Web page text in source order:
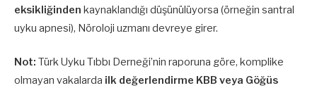
eksikliğinden kaynaklandığı düşünülüyorsa (örneğin santral
uyku apnesi), Nöroloji uzmanı devreye girer.
Not: Türk Uyku Tıbbı Derneği’nin raporuna göre, komplike
olmayan vakalarda ilk değerlendirme KBB veya Göğüs